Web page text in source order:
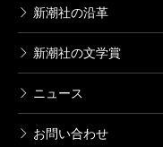
新潮社の沿革
新潮社の文学賞
ニュース
お問い合わせ